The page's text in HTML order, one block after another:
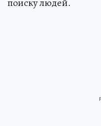
поиску людей.